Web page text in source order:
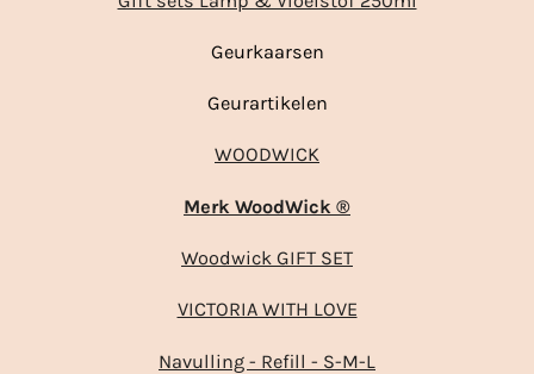
Geurkaarsen
Geurartikelen
WOODWICK
Merk WoodWick ®
Woodwick GIFT SET
VICTORIA WITH LOVE
Navulling - Refill - S-M-L